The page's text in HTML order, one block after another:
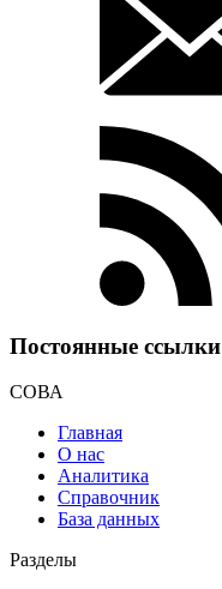
Постоянные ссылки
СОВА
Главная
О нас
Аналитика
Справочник
База данных
Разделы